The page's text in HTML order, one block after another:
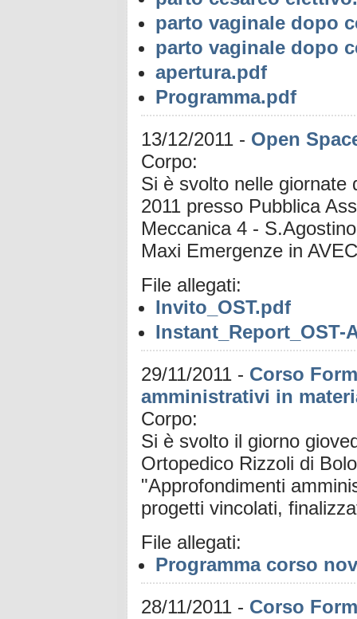
parto vaginale dopo
parto vaginale dopo
apertura.pdf
Programma.pdf
13/12/2011 - Open
Corpo:
Si è svolto nelle
2011 presso Pubblica
Meccanica 4 -
Maxi Emergenze in
File allegati:
Invito_OST.pdf
Instant_Report_OST-
29/11/2011 - Corso
amministrativi in
Corpo:
Si è svolto il giorno
Ortopedico Rizzoli di
"Approfondimenti
progetti vincolati,
File allegati:
Programma corso
28/11/2011 - Corso